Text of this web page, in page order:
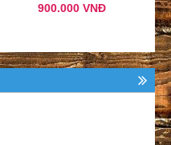
900.000 VNĐ